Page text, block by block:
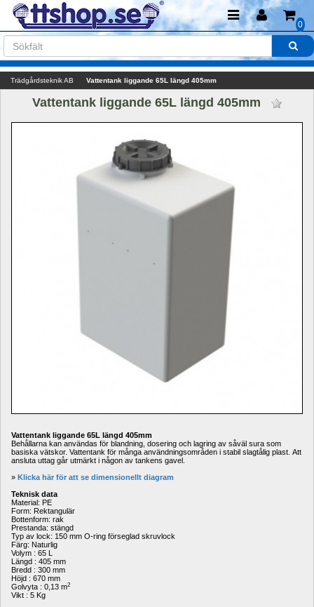
0
Trädgårdsteknik AB Vattentank liggande 65L längd 405mm
Vattentank liggande 65L längd 405mm
Vattentank liggande 65L längd 405mm
Behållarna kan användas för blandning, dosering och lagring av såväl sura som
basiska vätskor. Vattentank för många användningsområden i stabil slagtålig plast. Att
ansluta uttag går utmärkt i någon av tankens gavel.
» Klicka här för att se dimensionellt diagram
Teknisk data
Material: PE
Form: Rektangulär
Bottenform: rak
Prestanda: stängd
Typ av lock: 150 mm O-ring förseglad skruvlock
Färg: Naturlig
Volym : 65 L
Längd : 405 mm
Bredd : 300 mm
Höjd : 670 mm
Golvyta : 0,13 m2
Vikt : 5 Kg